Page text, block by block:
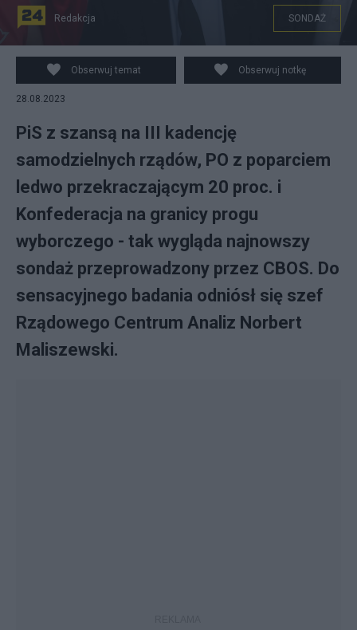
źródło: PiS
Redakcja SONDAŻ
Obserwuj temat Obserwuj notkę
28.08.2023
PiS z szansą na III kadencję
samodzielnych rządów, PO z poparciem
ledwo przekraczającym 20 proc. i
Konfederacja na granicy progu
wyborczego - tak wygląda najnowszy
sondaż przeprowadzony przez CBOS. Do
sensacyjnego badania odniósł się szef
Rządowego Centrum Analiz Norbert
Maliszewski.